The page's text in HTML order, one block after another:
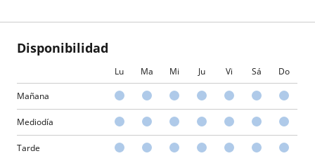
Disponibilidad
Lu Ma Mi Ju Vi Sá Do
Mañana
Mediodía
Tarde